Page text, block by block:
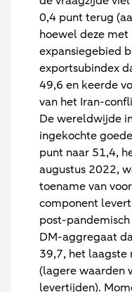
0,4 punt terug
hoewel deze
expansiegebied
exportsubindex
49,6 en keerde
van het Iran-
De wereldwijde
ingekochte
punt naar 51,4,
augustus 2022,
toename van
component
post-
DM-aggregaat
39,7, het laagste
(lagere waarden
levertijden).